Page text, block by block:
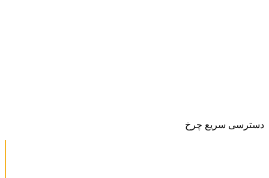
دسترسی سریع چرخ